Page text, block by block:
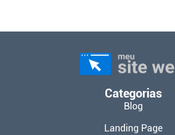
Categorias
Blog
Landing Page